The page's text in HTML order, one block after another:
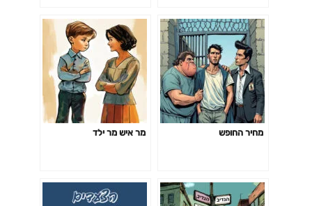
מחיר החופש מר איש מר ילד